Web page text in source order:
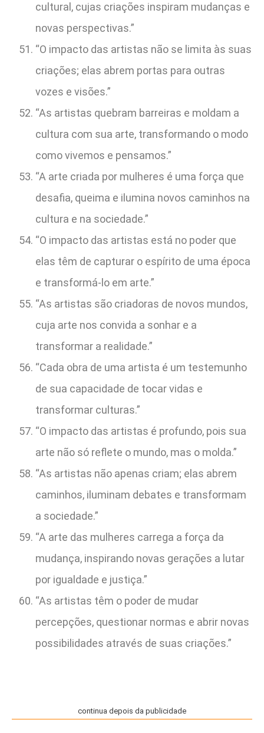
cultural, cujas criações inspiram mudanças e
novas perspectivas.”
“O impacto das artistas não se limita às suas
criações; elas abrem portas para outras
vozes e visões.”
“As artistas quebram barreiras e moldam a
cultura com sua arte, transformando o modo
como vivemos e pensamos.”
“A arte criada por mulheres é uma força que
desafia, queima e ilumina novos caminhos na
cultura e na sociedade.”
“O impacto das artistas está no poder que
elas têm de capturar o espírito de uma época
e transformá-lo em arte.”
“As artistas são criadoras de novos mundos,
cuja arte nos convida a sonhar e a
transformar a realidade.”
“Cada obra de uma artista é um testemunho
de sua capacidade de tocar vidas e
transformar culturas.”
“O impacto das artistas é profundo, pois sua
arte não só reflete o mundo, mas o molda.”
“As artistas não apenas criam; elas abrem
caminhos, iluminam debates e transformam
a sociedade.”
“A arte das mulheres carrega a força da
mudança, inspirando novas gerações a lutar
por igualdade e justiça.”
“As artistas têm o poder de mudar
percepções, questionar normas e abrir novas
possibilidades através de suas criações.”
continua depois da publicidade